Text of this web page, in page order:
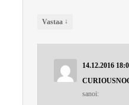
Vastaa ↓
14.12.2016
sanoi: